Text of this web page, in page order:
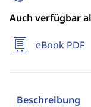
Auch verfügbar
eBook PDF
Beschreibung